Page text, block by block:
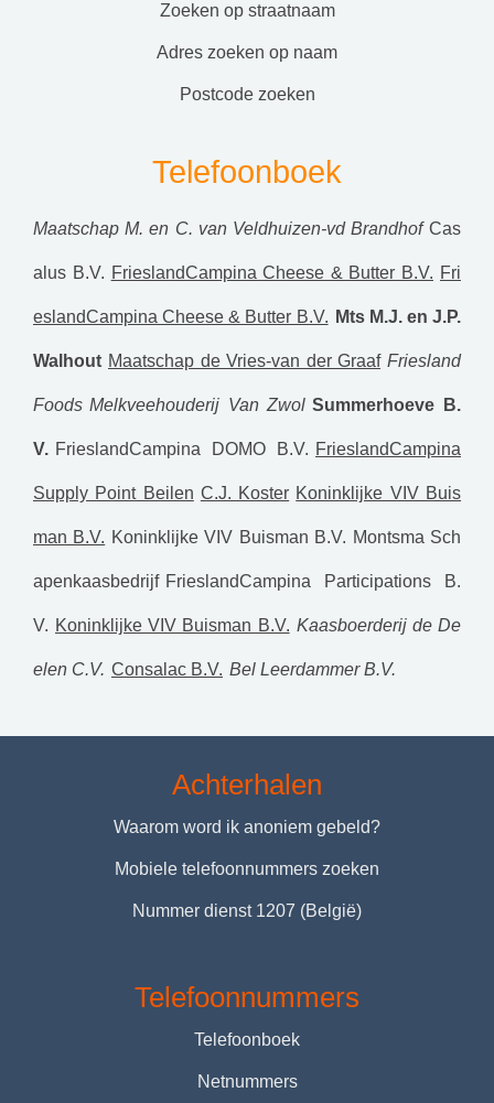
zoeken op straatnaam
adres zoeken op naam
postcode zoeken
Telefoonboek
Maatschap M. en C. van Veldhuizen-vd Brandhof Cas
alus B.V. FrieslandCampina Cheese & Butter B.V. Fri
eslandCampina Cheese & Butter B.V. Mts M.J. en J.P.
Walhout Maatschap de Vries-van der Graaf Friesland
Foods Melkveehouderij Van Zwol Summerhoeve B.
V. FrieslandCampina DOMO B.V. FrieslandCampina
Supply Point Beilen C.J. Koster Koninklijke VIV Buis
man B.V. Koninklijke VIV Buisman B.V. Montsma Sch
apenkaasbedrijf FrieslandCampina Participations B.
V. Koninklijke VIV Buisman B.V. Kaasboerderij de De
elen C.V. Consalac B.V. Bel Leerdammer B.V.
Achterhalen
Waarom word ik anoniem gebeld?
Mobiele telefoonnummers zoeken
Nummer dienst 1207 (België)
Telefoonnummers
Telefoonboek
Netnummers